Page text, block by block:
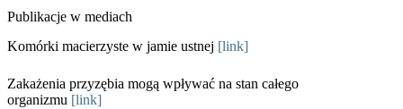
Publikacje w mediach
Komórki macierzyste w jamie ustnej [link]
Zakażenia przyzębia mogą wpływać na stan całego
organizmu [link]